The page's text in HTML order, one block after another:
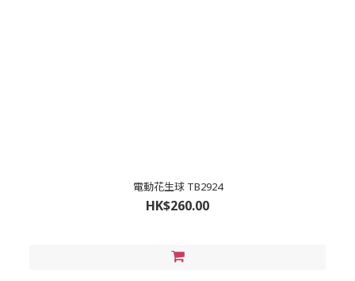
電動花生球 TB2924
HK$260.00